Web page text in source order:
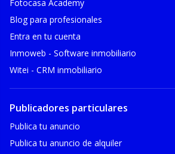
Fotocasa Academy
Blog para profesionales
Entra en tu cuenta
Inmoweb - Software inmobiliario
Witei - CRM inmobiliario
Publicadores particulares
Publica tu anuncio
Publica tu anuncio de alquiler